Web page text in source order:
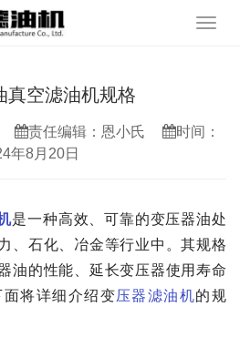
真空滤油机规格
责任编辑：恩小氏
时间：
年8月20日
是一种高效、可靠的变压器油处
、石化、冶金等行业中。其规格
油的性能、延长变压器使用寿命
将详细介绍变压器滤油机的规